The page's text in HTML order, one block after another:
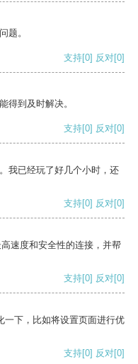
题。
支持[0] 反对[0]
得到及时解决。
支持[0] 反对[0]
我已经玩了好几个小时，还
支持[0] 反对[0]
速度和安全性的连接，并帮
支持[0] 反对[0]
一下，比如将设置页面进行优
支持[0] 反对[0]